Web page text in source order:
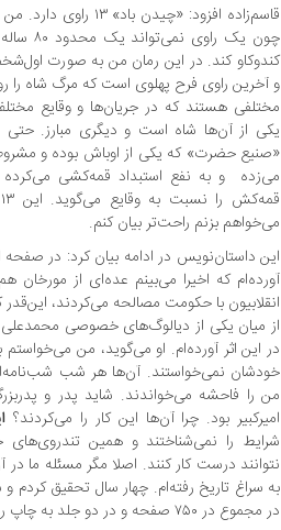
قاسم‌زاده افزود:
چون
کندوکاو کند. در این رمان من به صورت
مختلفی‌ هستند که در جریان‌ها و وقایع
یکی از آن‌ها شاه است و دیگری مبارز.
«صنیع حضرت» که یکی از اوباش بوده و
می‌زده و به نفع استبداد قمه‌کشی
می‌خواهم بزنم راحت‌تر بیان کنم.
این داستان‌نویس در ادامه بیان کرد: در
آورده‌ام که اخیرا می‌بینم عده‌ای از مورخان
انقلابیون با حکومت مصالحه می‌کردند،
از میان یکی از دیالوگ‌های خصوصی محمدعلی
در این اثر آورده‌ام. او می‌گوید، من
خودشان نمی‌خواستند. آن‌ها هر شب
من را فاحشه می‌خواندند. شاید پدر و
امیرکبیر بود. چرا آن‌ها این کار را می‌کردند؟ ا
شرایط را نمی‌شناختند و همین
نتوانند درست کار کنند. اصلا مگر مسئله ما
به سراغ تاریخ رفته‌ام. چهار سال تحقیق
در مجموع در ۷۵۰ صفحه و در دو جلد به چاپ رسید.